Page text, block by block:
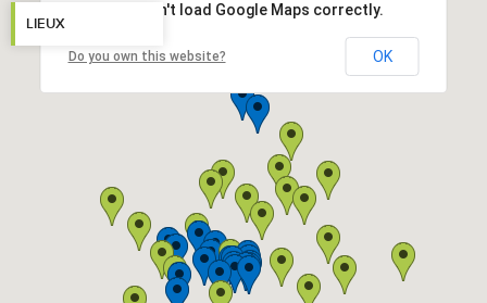
LIEUX
This page can't load Google Maps correctly.
Do you own this website? OK